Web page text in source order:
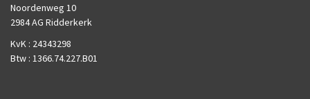
Noordenweg 10
2984 AG Ridderkerk
KvK : 24343298
Btw : 1366.74.227.B01